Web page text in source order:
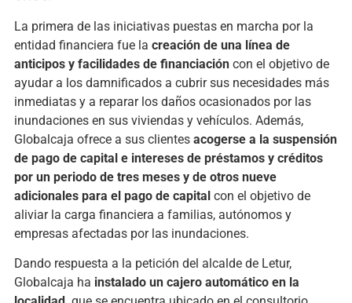
La primera de las iniciativas puestas en marcha por la
entidad financiera fue la creación de una línea de
anticipos y facilidades de financiacióncon el objetivo de
ayudar a los damnificados a cubrir sus necesidades más
inmediatas y a reparar los daños ocasionados por las
inundaciones en sus viviendas y vehículos. Además,
Globalcaja ofrece a sus clientes acogerse a la suspensión
de pago de capital e intereses de préstamos y créditos
por un periodo de tres meses y de otros nueve
adicionales para el pago de capitalcon el objetivo de
aliviar la carga financiera a familias, autónomos y
empresas afectadas por las inundaciones.
Dando respuesta a la petición del alcalde de Letur,
Globalcaja ha instalado un cajero automático en la